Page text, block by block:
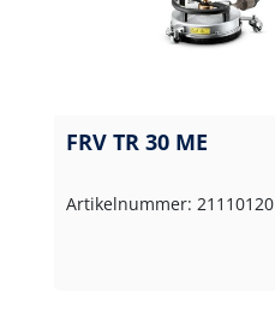
FRV TR 30 ME
Artikelnummer: 21110120